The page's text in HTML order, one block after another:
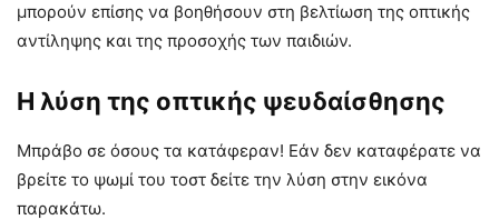
μπορούν επίσης να βοηθήσουν στη βελτίωση της οπτικής
αντίληψης και της προσοχής των παιδιών.
Η λύση της οπτικής ψευδαίσθησης
Μπράβο σε όσους τα κατάφεραν! Εάν δεν καταφέρατε να
βρείτε το ψωμί του τοστ δείτε την λύση στην εικόνα
παρακάτω.